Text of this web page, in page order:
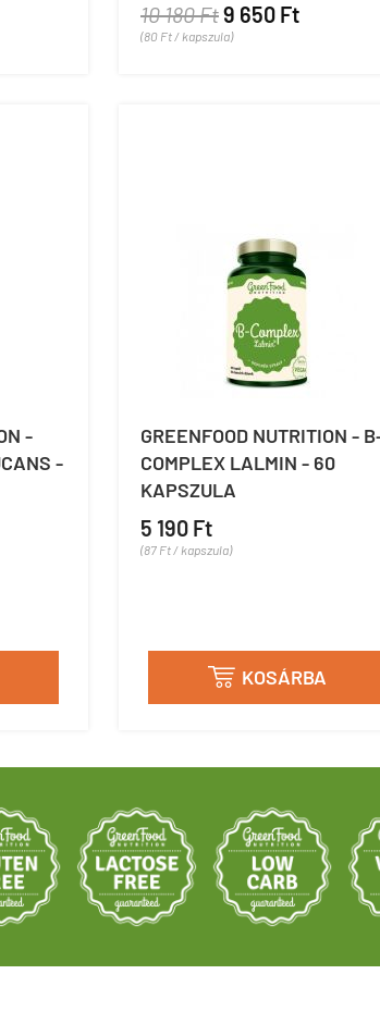
10 180 Ft9 650 Ft
(80 Ft / kapszula)
-
-
GREENFOOD NUTRITION -
COMPLEX LALMIN - 60
KAPSZULA
5 190 Ft
(87 Ft / kapszula)
 KOSÁRBA